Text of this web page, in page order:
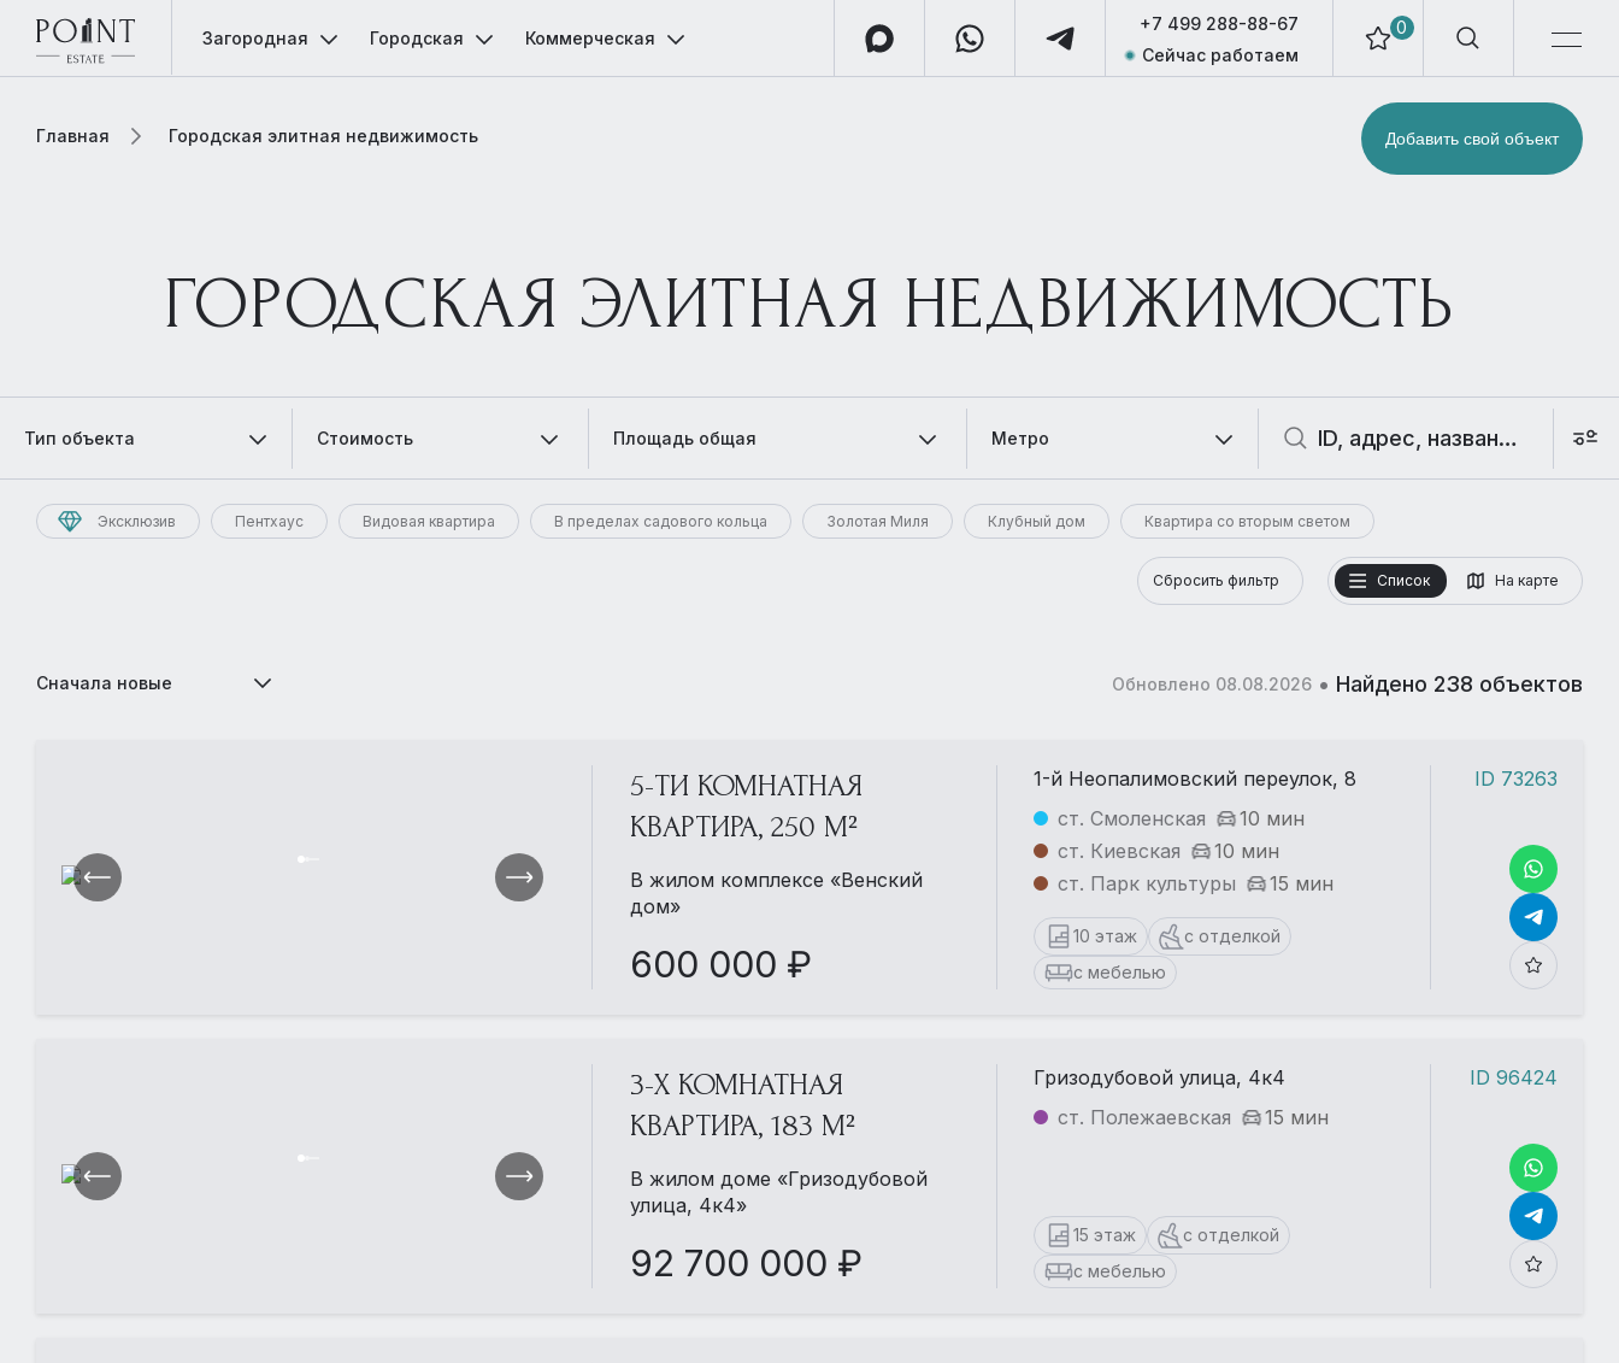
0
+7 499 288-88-67
Сейчас работаем
Загородная Городская Коммерческая
Главная Городская элитная недвижимость Добавить свой объект
ГОРОДСКАЯ ЭЛИТНАЯ НЕДВИЖИМОСТЬ
Тип объекта Стоимость Площадь общая Метро
Эксклюзив Пентхаус Видовая квартира В пределах садового кольца Золотая Миля Клубный дом Квартира со вторым светом
Список На карте
Сбросить фильтр
Сначала новые Обновлено 08.08.2026 • Найдено 238 объектов
5-ТИ КОМНАТНАЯ
КВАРТИРА, 250 М²
В жилом комплексе «Венский
дом»
600 000 ₽
1-й Неопалимовский переулок, 8
ст. Смоленская
10 мин
ст. Киевская
10 мин
ст. Парк культуры
15 мин
10 этаж
с отделкой
с мебелью
ID 73263
3-Х КОМНАТНАЯ
КВАРТИРА, 183 М²
В жилом доме «Гризодубовой
улица, 4к4»
92 700 000 ₽
Гризодубовой улица, 4к4
ст. Полежаевская
15 мин
15 этаж
с отделкой
с мебелью
ID 96424